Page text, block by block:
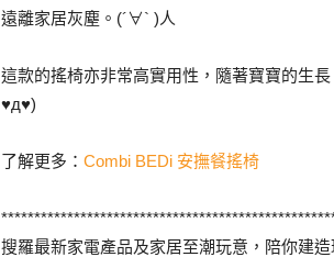
遠離家居灰塵。(´∀` )人
這款的搖椅亦非常高實用性，隨著寶寶的生
♥д♥)
了解更多： Combi BEDi 安撫餐搖椅
搜羅最新家電產品及家居至潮玩意，陪你建